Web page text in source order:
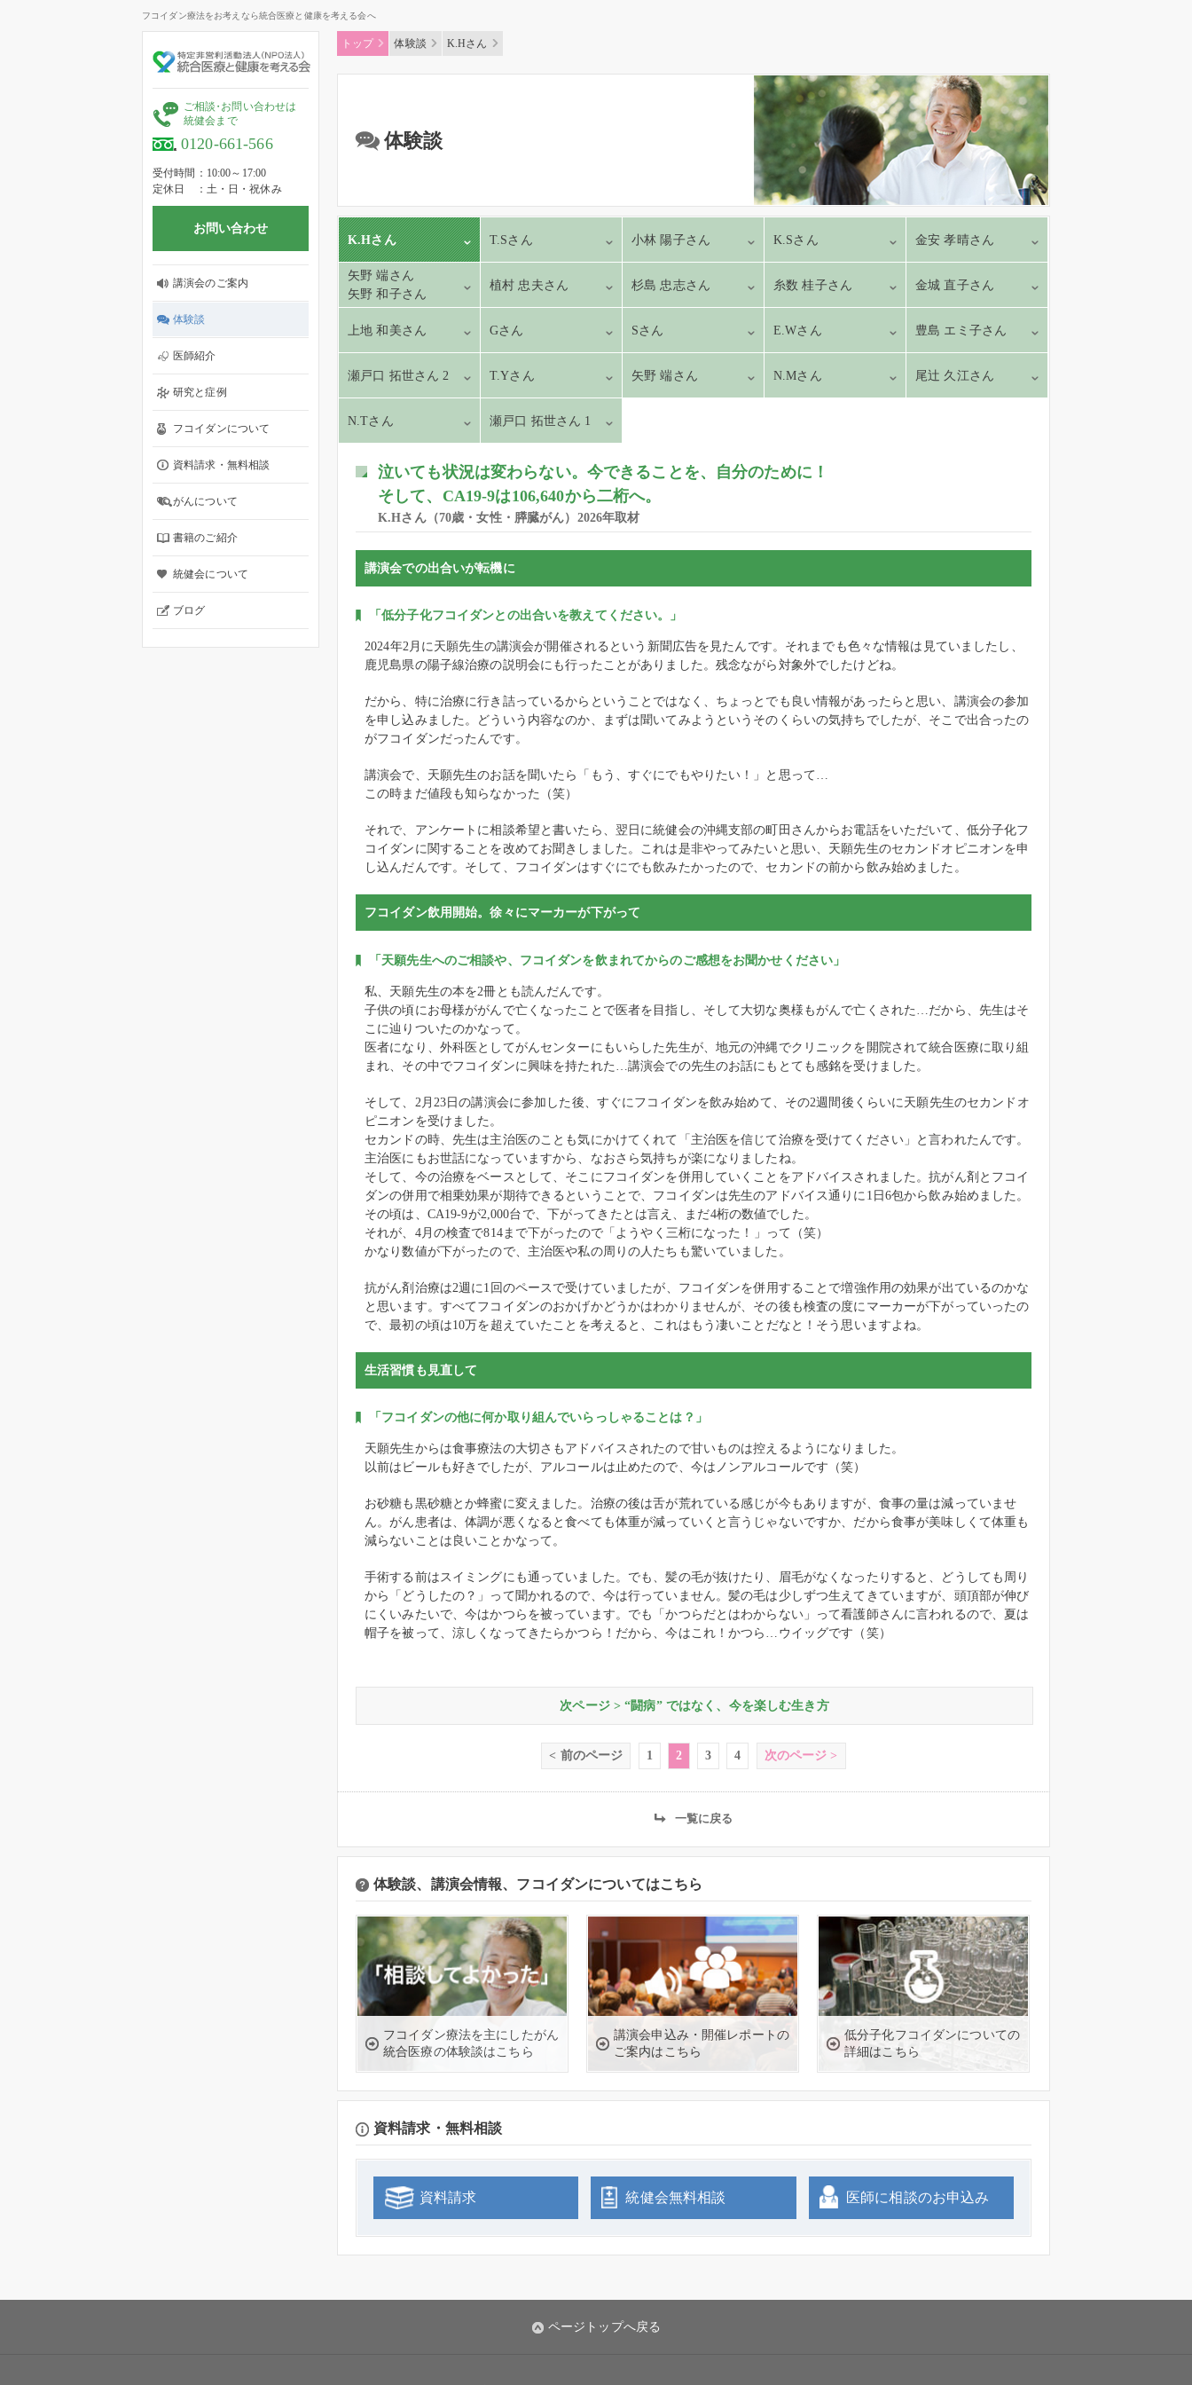
フコイダン療法をお考えなら統合医療と健康を考える会へ
ご相談・ お問い合わせは
統健会まで
0120-661-566
受付時間
10:00～17:00
定休日
土・日・祝休み
お問い合わせ
講演会のご案内
体験談
医師紹介
研究と症例
フコイダンについて
資料請求・無料相談
がんについて
書籍のご紹介
統健会について
ブログ
トップ 体験談 K.Hさん
体験談
K.Hさん T.Sさん 小林 陽子さん K.Sさん 金安 孝晴さん
矢野 端さん
矢野 和子さん
植村 忠夫さん 杉島 忠志さん 糸数 桂子さん 金城 直子さん
上地 和美さん Gさん Sさん E.Wさん 豊島 エミ子さん
瀬戸口 拓世さん 2 T.Yさん 矢野 端さん N.Mさん 尾辻 久江さん
N.Tさん 瀬戸口 拓世さん 1
泣いても状況は変わらない。今できることを、自分のために！
そして、CA19-9は106,640から二桁へ。
K.Hさん（70歳・女性・膵臓がん）2026年取材
講演会での出合いが転機に
「低分子化フコイダンとの出合いを教えてください。」
2024年2月に天願先生の講演会が開催されるという新聞広告を見たんです。それまでも色々な情報は見ていましたし、
鹿児島県の陽子線治療の説明会にも行ったことがありました。残念ながら対象外でしたけどね。
だから、特に治療に行き詰っているからということではなく、ちょっとでも良い情報があったらと思い、講演会の参加
を申し込みました。どういう内容なのか、まずは聞いてみようというそのくらいの気持ちでしたが、そこで出合ったの
がフコイダンだったんです。
講演会で、天願先生のお話を聞いたら「もう、すぐにでもやりたい！」と思って…
この時まだ値段も知らなかった（笑）
それで、アンケートに相談希望と書いたら、翌日に統健会の沖縄支部の町田さんからお電話をいただいて、低分子化フ
コイダンに関することを改めてお聞きしました。これは是非やってみたいと思い、天願先生のセカンドオピニオンを申
し込んだんです。そして、フコイダンはすぐにでも飲みたかったので、セカンドの前から飲み始めました。
フコイダン飲用開始。徐々にマーカーが下がって
「天願先生へのご相談や、フコイダンを飲まれてからのご感想をお聞かせください」
私、天願先生の本を2冊とも読んだんです。
子供の頃にお母様ががんで亡くなったことで医者を目指し、そして大切な奥様もがんで亡くされた…だから、先生はそ
こに辿りついたのかなって。
医者になり、外科医としてがんセンターにもいらした先生が、地元の沖縄でクリニックを開院されて統合医療に取り組
まれ、その中でフコイダンに興味を持たれた…講演会での先生のお話にもとても感銘を受けました。
そして、2月23日の講演会に参加した後、すぐにフコイダンを飲み始めて、その2週間後くらいに天願先生のセカンドオ
ピニオンを受けました。
セカンドの時、先生は主治医のことも気にかけてくれて「主治医を信じて治療を受けてください」と言われたんです。
主治医にもお世話になっていますから、なおさら気持ちが楽になりましたね。
そして、今の治療をベースとして、そこにフコイダンを併用していくことをアドバイスされました。抗がん剤とフコイ
ダンの併用で相乗効果が期待できるということで、フコイダンは先生のアドバイス通りに1日6包から飲み始めました。
その頃は、CA19-9が2,000台で、下がってきたとは言え、まだ4桁の数値でした。
それが、4月の検査で814まで下がったので「ようやく三桁になった！」って（笑）
かなり数値が下がったので、主治医や私の周りの人たちも驚いていました。
抗がん剤治療は2週に1回のペースで受けていましたが、フコイダンを併用することで増強作用の効果が出ているのかな
と思います。すべてフコイダンのおかげかどうかはわかりませんが、その後も検査の度にマーカーが下がっていったの
で、最初の頃は10万を超えていたことを考えると、これはもう凄いことだなと！そう思いますよね。
生活習慣も見直して
「フコイダンの他に何か取り組んでいらっしゃることは？」
天願先生からは食事療法の大切さもアドバイスされたので甘いものは控えるようになりました。
以前はビールも好きでしたが、アルコールは止めたので、今はノンアルコールです（笑）
お砂糖も黒砂糖とか蜂蜜に変えました。治療の後は舌が荒れている感じが今もありますが、食事の量は減っていませ
ん。がん患者は、体調が悪くなると食べても体重が減っていくと言うじゃないですか、だから食事が美味しくて体重も
減らないことは良いことかなって。
手術する前はスイミングにも通っていました。でも、髪の毛が抜けたり、眉毛がなくなったりすると、どうしても周り
から「どうしたの？」って聞かれるので、今は行っていません。髪の毛は少しずつ生えてきていますが、頭頂部が伸び
にくいみたいで、今はかつらを被っています。でも「かつらだとはわからない」って看護師さんに言われるので、夏は
帽子を被って、涼しくなってきたらかつら！だから、今はこれ！かつら…ウイッグです（笑）
次ページ > “闘病” ではなく、今を楽しむ生き方
< 前のページ 1 2 3 4 次のページ >
一覧に戻る
体験談、講演会情報、フコイダンについてはこちら
フコイダン療法を主にしたがん
統合医療の体験談はこちら
講演会申込み・開催レポートの
ご案内はこちら
低分子化フコイダンについての
詳細はこちら
資料請求・無料相談
資料請求 統健会無料相談 医師に相談のお申込み
ページトップへ戻る